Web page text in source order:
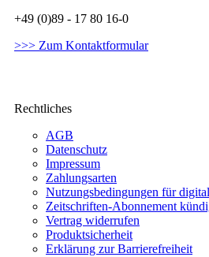
+49 (0)89 - 17 80 16-0
>>> Zum Kontaktformular
Rechtliches
AGB
Datenschutz
Impressum
Zahlungsarten
Nutzungsbedingungen für
Zeitschriften-Abonnement
Vertrag widerrufen
Produktsicherheit
Erklärung zur Barrierefreiheit